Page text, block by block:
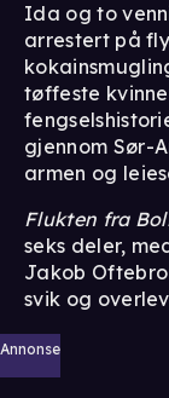
Ida og to
arrestert på
tøffeste
gjennom Sør-
armen og
Flukten fra
seks deler,
Jakob
svik og
Annonse